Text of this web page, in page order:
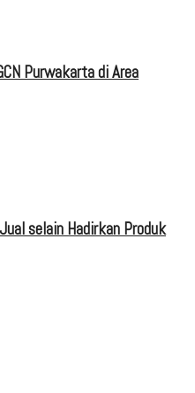
Purwakarta di Area
selain Hadirkan Produk